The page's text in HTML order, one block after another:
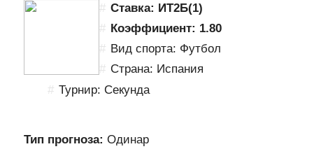
Ставка: ИТ2Б(1)
Коэффициент: 1.80
Вид спорта: Футбол
Страна: Испания
Турнир: Секунда
Тип прогноза: Одинар